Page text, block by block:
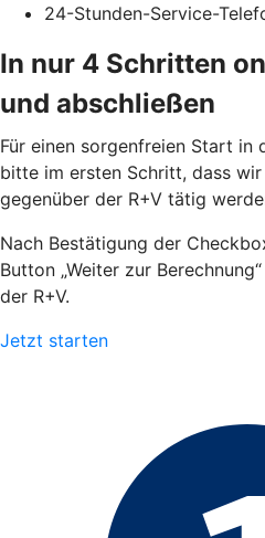
24-Stunden-Service-
In nur 4 Schritten
und abschließen
Für einen sorgenfreien Start in
bitte im ersten Schritt, dass
gegenüber der R+V tätig
Nach Bestätigung der
Button „Weiter zur
der R+V.
Jetzt starten